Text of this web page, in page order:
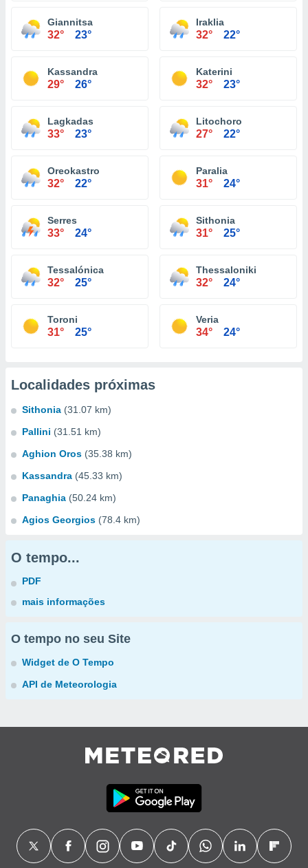
Giannitsa
32° 23°
Iraklia
32° 22°
Kassandra
29° 26°
Katerini
32° 23°
Lagkadas
33° 23°
Litochoro
27° 22°
Oreokastro
32° 22°
Paralia
31° 24°
Serres
33° 24°
Sithonia
31° 25°
Tessalónica
32° 25°
Thessaloniki
32° 24°
Toroni
31° 25°
Veria
34° 24°
Localidades próximas
Sithonia (31.07 km)
Pallini (31.51 km)
Aghion Oros (35.38 km)
Kassandra (45.33 km)
Panaghia (50.24 km)
Agios Georgios (78.4 km)
O tempo...
PDF
mais informações
O tempo no seu Site
Widget de O Tempo
API de Meteorologia